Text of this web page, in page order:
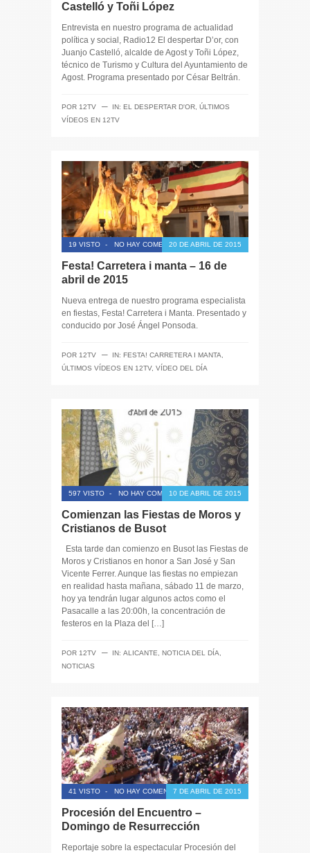
Castelló y Toñi López
Entrevista en nuestro programa de actualidad
política y social, Radio12 El despertar D’or, con
Juanjo Castelló, alcalde de Agost y Toñi López,
técnico de Turismo y Cultura del Ayuntamiento de
Agost. Programa presentado por César Beltrán.
POR 12TV ─ IN: EL DESPERTAR D'OR ÚLTIMOS
VÍDEOS EN 12TV
19 VISTO - NO HAY COMENTARIOS20 DE ABRIL DE 2015
Festa! Carretera i manta – 16 de
abril de 2015
Nueva entrega de nuestro programa especialista
en fiestas, Festa! Carretera i Manta. Presentado y
conducido por José Ángel Ponsoda.
POR 12TV ─ IN: FESTA! CARRETERA I MANTA
ÚLTIMOS VÍDEOS EN 12TV, VÍDEO DEL DÍA
597 VISTO - NO HAY COMENTARIOS10 DE ABRIL DE 2015
Comienzan las Fiestas de Moros y
Cristianos de Busot
Esta tarde dan comienzo en Busot las Fiestas de
Moros y Cristianos en honor a San José y San
Vicente Ferrer. Aunque las fiestas no empiezan
en realidad hasta mañana, sábado 11 de marzo,
hoy ya tendrán lugar algunos actos como el
Pasacalle a las 20:00h, la concentración de
festeros en la Plaza del […]
POR 12TV ─ IN: ALICANTE, NOTICIA DEL DÍA,
NOTICIAS
41 VISTO - NO HAY COMENTARIOS7 DE ABRIL DE 2015
Procesión del Encuentro –
Domingo de Resurrección
Reportaje sobre la espectacular Procesión del